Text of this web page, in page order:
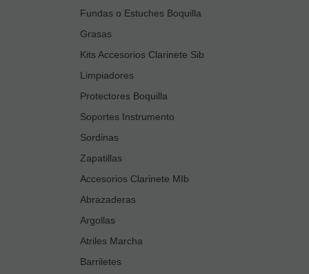
Fundas o Estuches Boquilla
Grasas
Kits Accesorios Clarinete Sib
Limpiadores
Protectores Boquilla
Soportes Instrumento
Sordinas
Zapatillas
Accesorios Clarinete MIb
Abrazaderas
Argollas
Atriles Marcha
Barriletes